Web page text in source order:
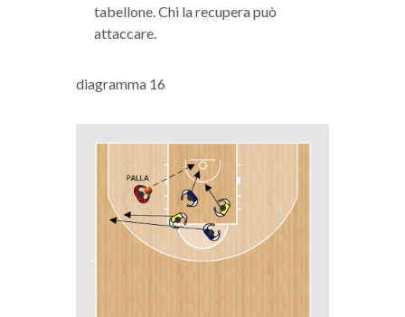
tabellone. Chi la recupera può
attaccare.
diagramma 16